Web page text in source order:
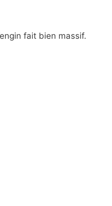
fait bien massif.